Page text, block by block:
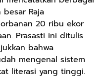
Raja
20 ribu ekor
Prasasti ini ditulis
bahwa
mengenal sistem
literasi yang tinggi.